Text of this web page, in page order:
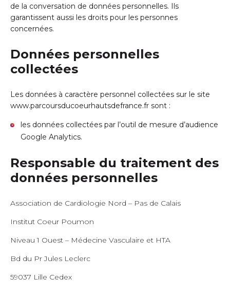
de la conversation de données personnelles. Ils
garantissent aussi les droits pour les personnes
concernées.
Données personnelles
collectées
Les données à caractère personnel collectées sur le site
www.parcoursducoeurhautsdefrance.fr sont :
les données collectées par l’outil de mesure d’audience
Google Analytics.
Responsable du traitement des
données personnelles
Association de Cardiologie Nord – Pas de Calais
Institut Coeur Poumon
Niveau 1 Ouest – Médecine Vasculaire et HTA
Bd du Pr Jules Leclerc
59037 Lille Cedex